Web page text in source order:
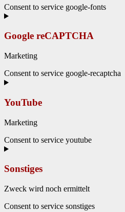
Con­sent to ser­vice google-fonts
Google reCAPTCHA
Mar­ket­ing
Con­sent to ser­vice google-recaptcha
YouTube
Mar­ket­ing
Con­sent to ser­vice youtube
Sonstiges
Zweck wird noch ermit­telt
Con­sent to ser­vice son­stiges